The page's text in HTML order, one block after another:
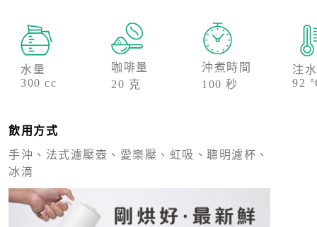
水量
300 cc
咖啡量
20 克
沖煮時間
100 秒
注
92
飲用方式
手沖、法式濾壓壺、愛樂壓、虹吸、聰明濾杯、
冰滴